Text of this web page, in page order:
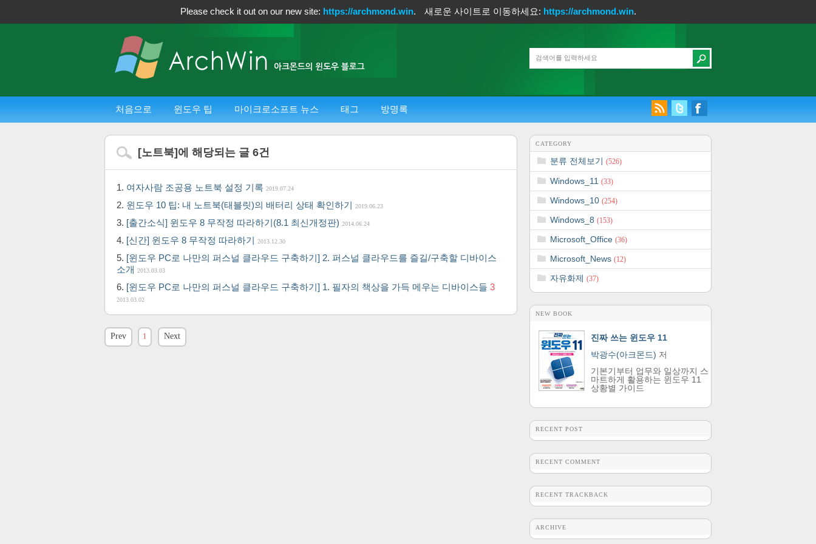
Please check it out on our new site: https://archmond.win. 새로운 사이트로 이동하세요: https://archmond.win.
처음으로 윈도우 팁 마이크로소프트 뉴스 태그 방명록
[노트북]에 해당되는 글 6건
여자사람 조공용 노트북 설정 기록 2019.07.24
윈도우 10 팁: 내 노트북(태블릿)의 배터리 상태 확인하기 2019.06.23
[출간소식] 윈도우 8 무작정 따라하기(8.1 최신개정판) 2014.06.24
[신간] 윈도우 8 무작정 따라하기 2013.12.30
[윈도우 PC로 나만의 퍼스널 클라우드 구축하기] 2. 퍼스널 클라우드를 즐길/구축할 디바이스
소개 2013.03.03
[윈도우 PC로 나만의 퍼스널 클라우드 구축하기] 1. 필자의 책상을 가득 메우는 디바이스들 3
2013.03.02
Prev 1 Next
CATEGORY
분류 전체보기 (526)
Windows_11 (33)
Windows_10 (254)
Windows_8 (153)
Microsoft_Office (36)
Microsoft_News (12)
자유화제 (37)
NEW BOOK
진짜 쓰는 윈도우 11
박광수(아크몬드) 저
기본기부터 업무와 일상까지 스
마트하게 활용하는 윈도우 11
상황별 가이드
RECENT POST
RECENT COMMENT
RECENT TRACKBACK
ARCHIVE